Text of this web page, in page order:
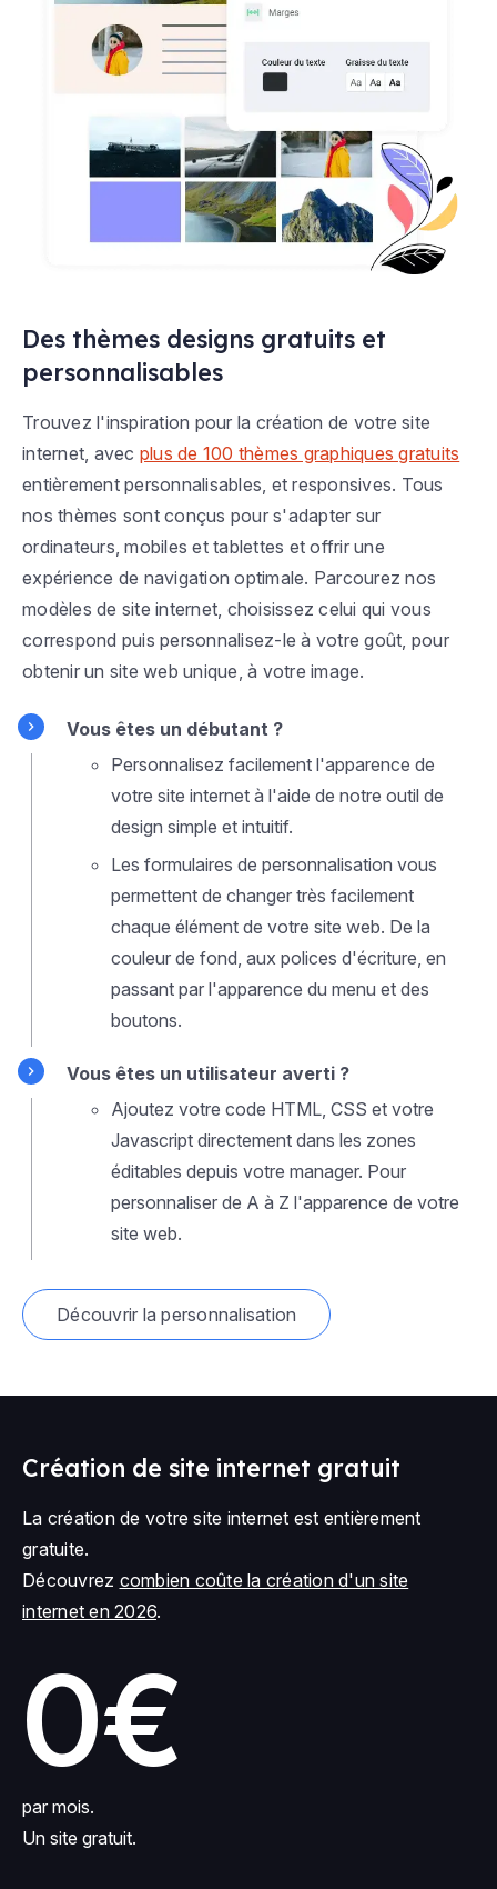
Des thèmes designs gratuits et
personnalisables
Trouvez l'inspiration pour la création de votre site
internet, avec plus de 100 thèmes graphiques gratuits
entièrement personnalisables, et responsives. Tous
nos thèmes sont conçus pour s'adapter sur
ordinateurs, mobiles et tablettes et offrir une
expérience de navigation optimale. Parcourez nos
modèles de site internet, choisissez celui qui vous
correspond puis personnalisez-le à votre goût, pour
obtenir un site web unique, à votre image.
Vous êtes un débutant ?
Personnalisez facilement l'apparence de
votre site internet à l'aide de notre outil de
design simple et intuitif.
Les formulaires de personnalisation vous
permettent de changer très facilement
chaque élément de votre site web. De la
couleur de fond, aux polices d'écriture, en
passant par l'apparence du menu et des
boutons.
Vous êtes un utilisateur averti ?
Ajoutez votre code HTML, CSS et votre
Javascript directement dans les zones
éditables depuis votre manager. Pour
personnaliser de A à Z l'apparence de votre
site web.
Découvrir la personnalisation
Création de site internet gratuit
La création de votre site internet est entièrement
gratuite.
Découvrez combien coûte la création d'un site
internet en 2026.
0€
par mois.
Un site gratuit.